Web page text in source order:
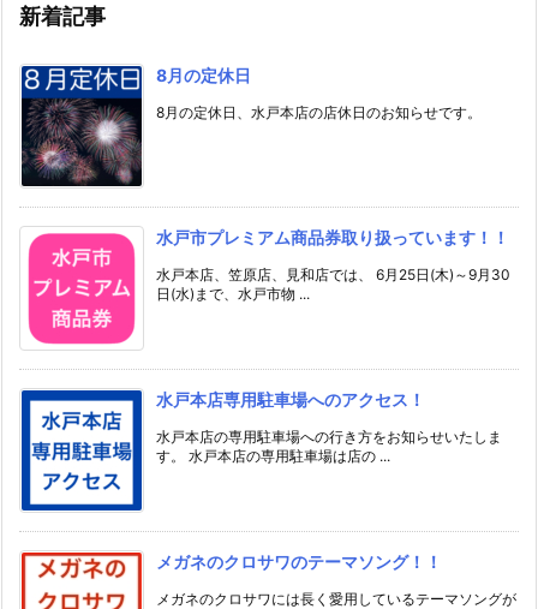
新着記事
8月の定休日
8月の定休日、水戸本店の店休日のお知らせです。
水戸市プレミアム商品券取り扱っています！！
水戸本店、笠原店、見和店では、 6月25日(木)～9月30
日(水)まで、水戸市物 ...
水戸本店専用駐車場へのアクセス！
水戸本店の専用駐車場への行き方をお知らせいたしま
す。 水戸本店の専用駐車場は店の ...
メガネのクロサワのテーマソング！！
メガネのクロサワには長く愛用しているテーマソングが